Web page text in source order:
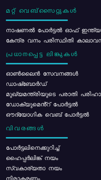
മറ്റ് വെബ്സൈറ്റുകൾ
നാഷണൽ പോർട്ടൽ ഓഫ് ഇന്ത്യ
കേന്ദ്ര വനം പരിസ്ഥിതി
പ്രധാനപ്പെട്ട ലിങ്കുകൾ
ഓൺലൈൻ സേവനങ്ങൾ
ഡാഷ്ബോർഡ്
മുഖ്യമന്ത്രിയുടെ പരാതി
ഡോക്യുമെൻ്റ് പോർട്ടൽ
ഔദ്യോഗിക വെബ് പോർട്ടൽ
വിവരങ്ങൾ
പോര്‍ട്ടലിനെക്കുറിച്ച്
ഹൈപ്പർലിങ്ക് നയം
സ്വകാര്യതാ നയം
നിരാകരണം